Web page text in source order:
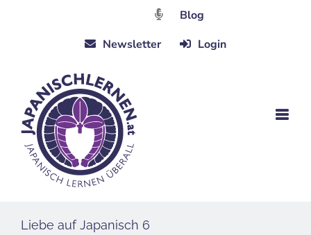
Blog
Newsletter
Login
Liebe auf Japanisch 6